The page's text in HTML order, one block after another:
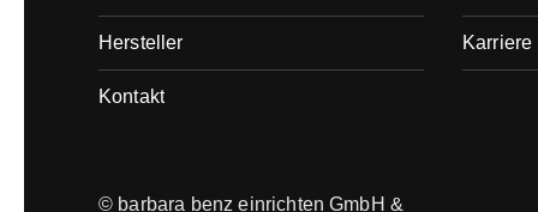
Hersteller
Kontakt
Karriere
© barbara benz einrichten GmbH &